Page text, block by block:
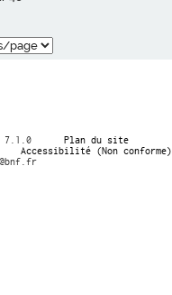
7.1.0 Plan du site
Accessibilité (Non conforme)